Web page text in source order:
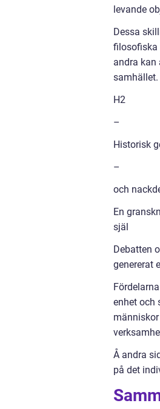
levande
Dessa
filosofiska
andra kan
samhället.
H2
–
Historisk
–
och
En
själ
Debatten
genererat
enhet och
Å andra
på det